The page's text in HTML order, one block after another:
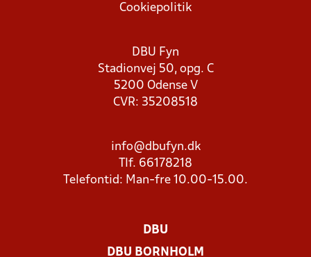
Cookiepolitik
DBU Fyn
Stadionvej 50, opg. C
5200 Odense V
CVR: 35208518
info@dbufyn.dk
Tlf. 66178218
Telefontid: Man-fre 10.00-15.00.
DBU
DBU BORNHOLM